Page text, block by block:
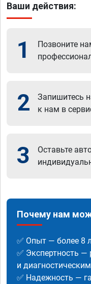
Ваши действия:
1 Позвоните
2
Запишитесь
к нам в
3
Оставьте
Почему нам
✅ Опыт — более 8
✅ Экспертность
и
✅ Надежность —